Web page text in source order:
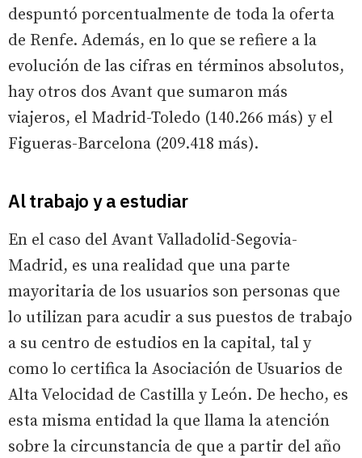
despuntó porcentualmente de toda la oferta
de Renfe. Además, en lo que se refiere a la
evolución de las cifras en términos absolutos,
hay otros dos Avant que sumaron más
viajeros, el Madrid-Toledo (140.266 más) y el
Figueras-Barcelona (209.418 más).
Al trabajo y a estudiar
En el caso del Avant Valladolid-Segovia-
Madrid, es una realidad que una parte
mayoritaria de los usuarios son personas que
lo utilizan para acudir a sus puestos de trabajo
a su centro de estudios en la capital, tal y
como lo certifica la Asociación de Usuarios de
Alta Velocidad de Castilla y León. De hecho, es
esta misma entidad la que llama la atención
sobre la circunstancia de que a partir del año